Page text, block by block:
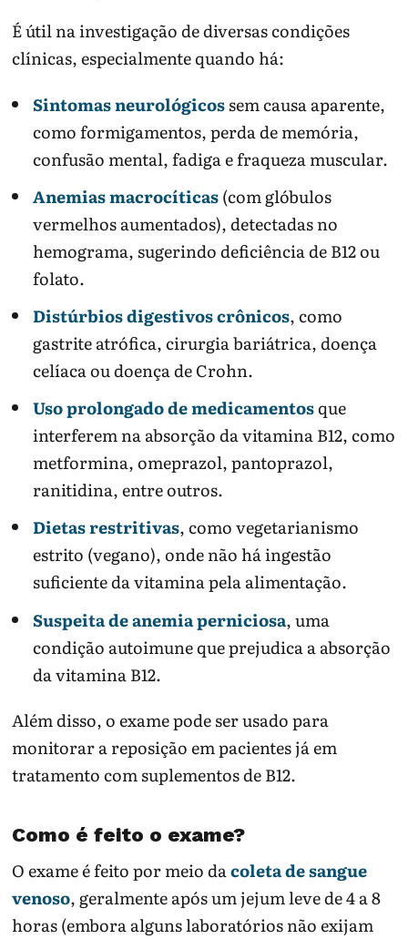
É útil na investigação de diversas condições
clínicas, especialmente quando há:
Sintomas neurológicossem causa aparente,
como formigamentos, perda de memória,
confusão mental, fadiga e fraqueza muscular.
Anemias macrocíticas(com glóbulos
vermelhos aumentados), detectadas no
hemograma, sugerindo deficiência de B12 ou
folato.
Distúrbios digestivos crônicos, como
gastrite atrófica, cirurgia bariátrica, doença
celíaca ou doença de Crohn.
Uso prolongado de medicamentosque
interferem na absorção da vitamina B12, como
metformina, omeprazol, pantoprazol,
ranitidina, entre outros.
Dietas restritivas, como vegetarianismo
estrito (vegano), onde não há ingestão
suficiente da vitamina pela alimentação.
Suspeita de anemia perniciosa, uma
condição autoimune que prejudica a absorção
da vitamina B12.
Além disso, o exame pode ser usado para
monitorar a reposição em pacientes já em
tratamento com suplementos de B12.
Como é feito o exame?
O exame é feito por meio dacoleta de sangue
venoso, geralmente após um jejum leve de 4 a 8
horas (embora alguns laboratórios não exijam